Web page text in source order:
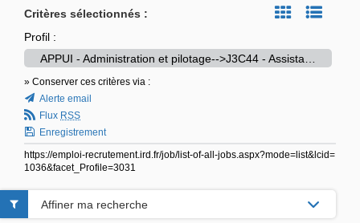
Critères sélectionnés :
Profil :
» Conserver ces critères via :
Alerte email
Flux RSS
Enregistrement
https://emploi-recrutement.ird.fr/job/list-of-all-jobs.aspx?mode=list&lcid=
1036&facet_Profile=3031
Affiner ma recherche